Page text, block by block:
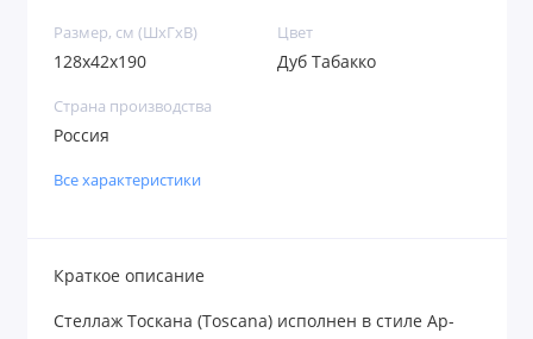
Размер, см (ШхГхВ)
128х42х190
Цвет
Дуб Табакко
Страна производства
Россия
Все характеристики
Краткое описание
Стеллаж Тоскана (Toscana) исполнен в стиле Ар-